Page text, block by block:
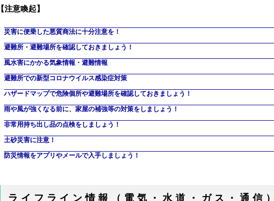
【注意喚起】
災害に便乗した悪質商法に十分注意を！
避難所・避難場所を確認しておきましょう！
風水害にかかる気象情報・避難情報
避難所での新型コロナウイルス感染症対策
ハザードマップで危険個所や避難場所を確認しておきましょう！
雨や風が強くなる前に、家屋の補強等の対策をしましょう！
非常用持ち出し品の点検をしましょう！
土砂災害に注意！
防災情報をアプリやメールで入手しましょう！
ライフライン情報（電気・水道・ガス・通信）